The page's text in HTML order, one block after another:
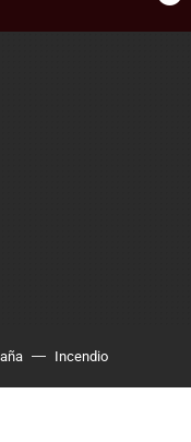
Incendio